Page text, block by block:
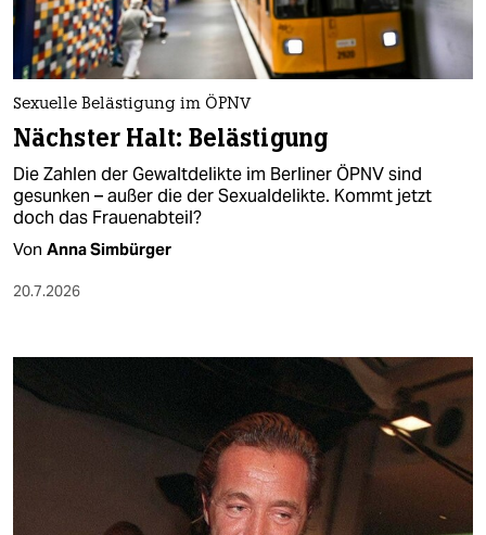
Sexuelle Belästigung im ÖPNV
Nächster Halt: Belästigung
Die Zahlen der Gewaltdelikte im Berliner ÖPNV sind
gesunken – außer die der Sexualdelikte. Kommt jetzt
doch das Frauenabteil?
Von Anna Simbürger
20.7.2026